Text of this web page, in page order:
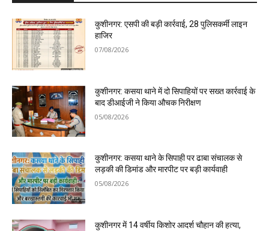
कुशीनगर: एसपी की बड़ी कार्रवाई, 28 पुलिसकर्मी लाइन
हाजिर
07/08/2026
कुशीनगर: कसया थाने में दो सिपाहियों पर सख्त कार्रवाई के
बाद डीआईजी ने किया औचक निरीक्षण
05/08/2026
कुशीनगर: कसया थाने के सिपाही पर ढाबा संचालक से
लड़की की डिमांड और मारपीट पर बड़ी कार्यवाही
05/08/2026
कुशीनगर में 14 वर्षीय किशोर आदर्श चौहान की हत्या,